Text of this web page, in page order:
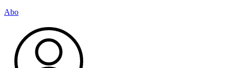
Abo